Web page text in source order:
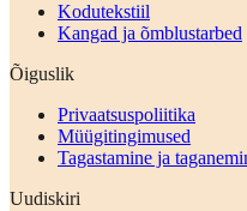
Kodutekstiil
Kangad ja õmblustarbed
Õiguslik
Privaatsuspoliitika
Müügitingimused
Tagastamine ja
Uudiskiri